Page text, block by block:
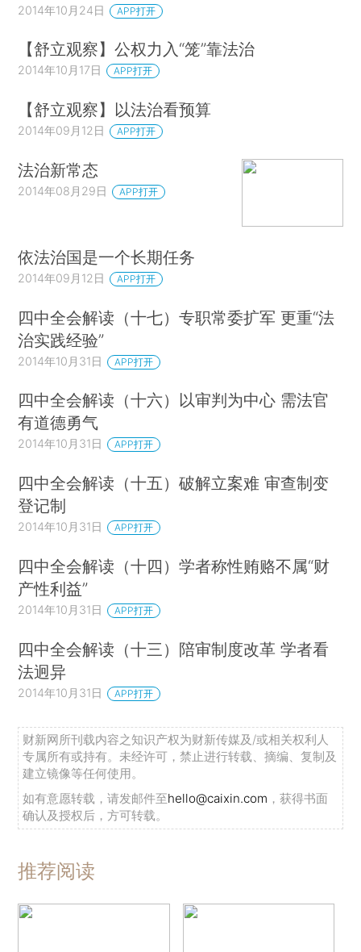
2014年10月24日 APP打开
【舒立观察】公权力入“笼”靠法治
2014年10月17日 APP打开
【舒立观察】以法治看预算
2014年09月12日 APP打开
法治新常态
2014年08月29日 APP打开
依法治国是一个长期任务
2014年09月12日 APP打开
四中全会解读（十七）专职常委扩军 更重“法
治实践经验”
2014年10月31日 APP打开
四中全会解读（十六）以审判为中心 需法官
有道德勇气
2014年10月31日 APP打开
四中全会解读（十五）破解立案难 审查制变
登记制
2014年10月31日 APP打开
四中全会解读（十四）学者称性贿赂不属“财
产性利益”
2014年10月31日 APP打开
四中全会解读（十三）陪审制度改革 学者看
法迥异
2014年10月31日 APP打开
财新网所刊载内容之知识产权为财新传媒及/或相关权利人
专属所有或持有。未经许可，禁止进行转载、摘编、复制及
建立镜像等任何使用。
如有意愿转载，请发邮件至hello@caixin.com ，获得书面
确认及授权后，方可转载。
推荐阅读